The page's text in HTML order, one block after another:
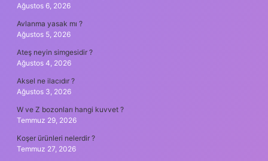
Ağustos 6, 2026
Avlanma yasak mı ?
Ağustos 5, 2026
Ateş neyin simgesidir ?
Ağustos 4, 2026
Aksel ne ilacıdır ?
Ağustos 3, 2026
W ve Z bozonları hangi kuvvet ?
Temmuz 29, 2026
Koşer ürünleri nelerdir ?
Temmuz 27, 2026